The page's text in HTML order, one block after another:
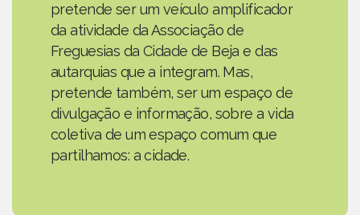
pretende ser um veículo amplificador
da atividade da Associação de
Freguesias da Cidade de Beja e das
autarquias que a integram. Mas,
pretende também, ser um espaço de
divulgação e informação, sobre a vida
coletiva de um espaço comum que
partilhamos: a cidade.